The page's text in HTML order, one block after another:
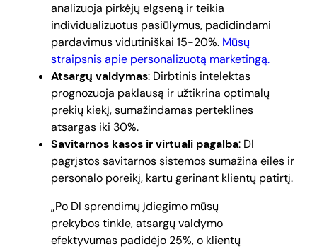
analizuoja pirkėjų elgseną ir teikia
individualizuotus pasiūlymus, padidindami
pardavimus vidutiniškai 15-20%. Mūsų
straipsnis apie personalizuotą marketingą.
Atsargų valdymas: Dirbtinis intelektas
prognozuoja paklausą ir užtikrina optimalų
prekių kiekį, sumažindamas perteklines
atsargas iki 30%.
Savitarnos kasos ir virtuali pagalba: DI
pagrįstos savitarnos sistemos sumažina eiles ir
personalo poreikį, kartu gerinant klientų patirtį.
„Po DI sprendimų įdiegimo mūsų
prekybos tinkle, atsargų valdymo
efektyvumas padidėjo 25%, o klientų